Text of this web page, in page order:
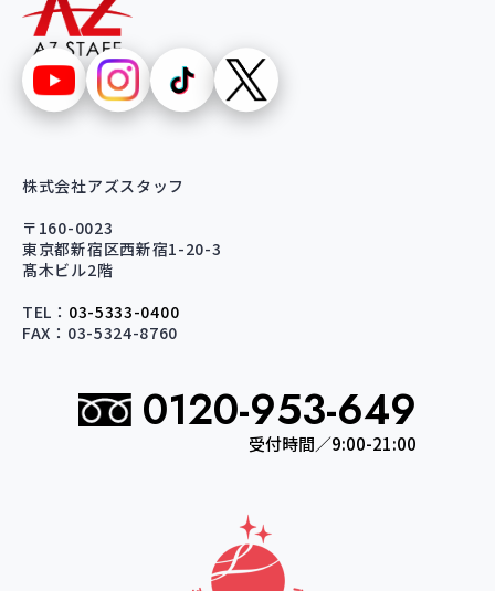
株式会社アズスタッフ
〒160-0023
東京都新宿区西新宿1-20-3
髙木ビル2階
TEL： 03-5333-0400
FAX：03-5324-8760
0120-953-649
受付時間／9:00-21:00